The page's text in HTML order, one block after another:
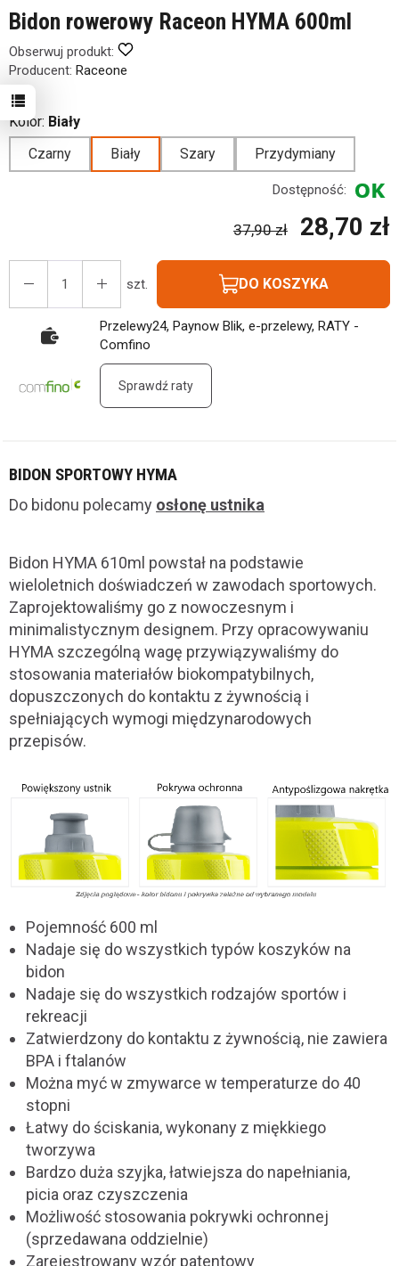
Bidon rowerowy Raceon HYMA 600ml
Obserwuj produkt:
Producent: Raceone
Kolor: Biały
Czarny
Biały Szary Przydymiany
Dostępność:
37,90 zł 28,70 zł
szt. DO KOSZYKA
Przelewy24, Paynow Blik, e-przelewy, RATY -
Comfino
Sprawdź raty
BIDON SPORTOWY HYMA
Do bidonu polecamy osłonę ustnika
Bidon HYMA 610ml powstał na podstawie
wieloletnich doświadczeń w zawodach sportowych.
Zaprojektowaliśmy go z nowoczesnym i
minimalistycznym designem. Przy opracowywaniu
HYMA szczególną wagę przywiązywaliśmy do
stosowania materiałów biokompatybilnych,
dopuszczonych do kontaktu z żywnością i
spełniających wymogi międzynarodowych
przepisów.
Pojemność 600 ml
Nadaje się do wszystkich typów koszyków na
bidon
Nadaje się do wszystkich rodzajów sportów i
rekreacji
Zatwierdzony do kontaktu z żywnością, nie zawiera
BPA i ftalanów
Można myć w zmywarce w temperaturze do 40
stopni
Łatwy do ściskania, wykonany z miękkiego
tworzywa
Bardzo duża szyjka, łatwiejsza do napełniania,
picia oraz czyszczenia
Możliwość stosowania pokrywki ochronnej
(sprzedawana oddzielnie)
Zarejestrowany wzór patentowy